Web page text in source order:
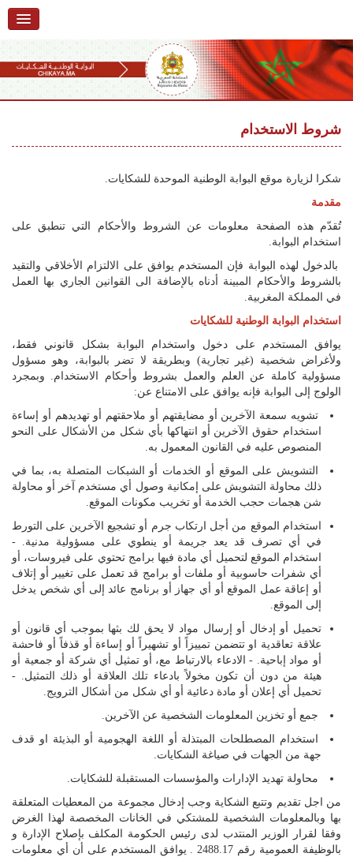
الرئيسية
حول البوابة
تقديم شكاية
تقديم ملاحظة
تقديم إقتراح
أسئلة وأجوبة
إحصائيات
أرقام الشكايات
اللغة
Français
العربية
navigation
content
شروط الاستخدام
شكرا لزيارة موقع البوابة الوطنية الموحدة للشكايات.
مقدمة
تُقدّم هذه الصفحة معلومات عن الشروط والأحكام التي تنطبق على
استخدام البوابة.
بالدخول لهذه البوابة فإن المستخدم يوافق على الالتزام الأخلاقي والتقيد
بالشروط والأحكام المبينة أدناه بالإضافة الى القوانين الجاري بها العمل
في المملكة المغربية.
استخدام البوابة الوطنية للشكايات
يوافق المستخدم على دخول واستخدام البوابة بشكل قانوني فقط،
ولأغراض شخصية (غير تجارية) وبطريقة لا تضر بالبوابة، وهو مسؤول
مسؤولية كاملة عن العلم والعمل بشروط وأحكام الاستخدام. وبمجرد
الولوج إلى البوابة فإنه يوافق على الامتناع عن:
تشويه سمعة الآخرين أو مضايقتهم أو ملاحقتهم أو تهديدهم أو إساءة
استخدام حقوق الآخرين أو انتهاكها بأي شكل من الأشكال على النحو
المنصوص عليه في القانون المعمول به.
التشويش على الموقع أو الخدمات أو الشبكات المتصلة به، بما في
ذلك محاولة التشويش على إمكانية وصول أي مستخدم آخر أو محاولة
شن هجمات حجب الخدمة أو تخريب مكونات الموقع.
استخدام الموقع من أجل ارتكاب جرم أو تشجيع الآخرين على التورط
في أي تصرف قد يعد جريمة أو ينطوي على مسؤولية مدنية. -
استخدام الموقع لتحميل أي مادة فيها برامج تحتوي على فيروسات، أو
أي شفرات حاسوبية أو ملفات أو برامج قد تعمل على تغيير أو إتلاف
أو إعاقة عمل الموقع أو أي جهاز أو برنامج عائد إلى أي شخص يدخل
إلى الموقع.
تحميل أو إدخال أو إرسال مواد لا يحق لك بثها بموجب أي قانون أو
علاقة تعاقدية او تتضمن تمييزاً أو تشهيراً أو إساءة أو قذفاً أو فاحشة
أو مواد إباحية. - الادعاء بالارتباط مع، أو تمثيل أي شركة أو جمعية أو
هيئة من دون أن تكون مخولاً بادعاء تلك العلاقة أو ذلك التمثيل. -
تحميل أي إعلان أو مادة دعائية أو أي شكل من أشكال الترويج.
جمع أو تخزين المعلومات الشخصية عن الآخرين.
استخدام المصطلحات المبتذلة أو اللغة الهجومية أو البذيئة او قدف
جهة من الجهات في صياغة الشكايات.
محاولة تهديد الإدارات والمؤسسات المستقبلة للشكايات.
من اجل تقديم وتتبع الشكاية وجب إدخال مجموعة من المعطيات المتعلقة
بها وبالمعلومات الشخصية للمشتكي في الخانات المخصصة لهذا الغرض
وفقا لقرار الوزير المنتدب لدى رئيس الحكومة المكلف بإصلاح الإدارة و
بالوظيفة العمومية رقم 2488.17 . يوافق المستخدم على أن أي معلومات